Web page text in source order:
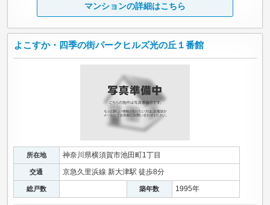
マンションの詳細はこちら
よこすか・四季の街パークヒルズ光の丘１番館
所在地 神奈川県横須賀市池田町1丁目
交通 京急久里浜線 新大津駅 徒歩8分
総戸数 築年数 1995年